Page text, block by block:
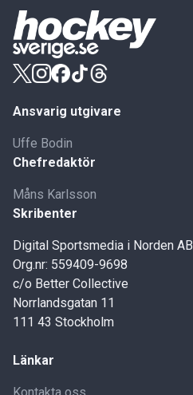
Ansvarig utgivare
Uffe Bodin
Chefredaktör
Måns Karlsson
Skribenter
Digital Sportsmedia i Norden AB
Org.nr: 559409-9698
c/o Better Collective
Norrlandsgatan 11
111 43 Stockholm
Länkar